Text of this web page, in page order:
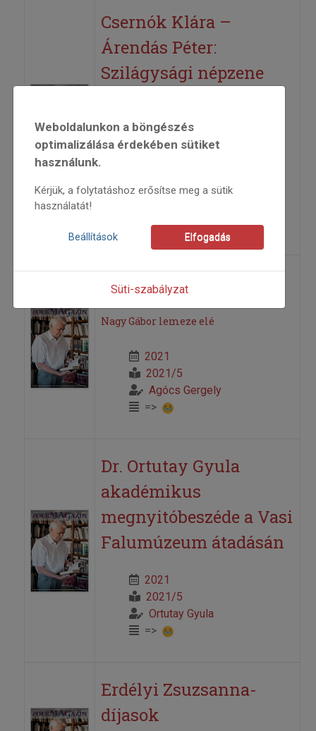
Csernók Klára –
Árendás Péter:
Szilágysági népzene
(Hagyományok Háza, 2021)
2021/5
=>
Csiszolt füleknek való
Nagy Gábor lemeze elé
2021
2021/5
Agócs Gergely
=>
Dr. Ortutay Gyula
akadémikus
megnyitóbeszéde a Vasi
Falumúzeum átadásán
2021
2021/5
Ortutay Gyula
=>
Erdélyi Zsuzsanna-
díjasok
Weboldalunkon a böngészés
optimalizálása érdekében sütiket
használunk.
Kérjük, a folytatáshoz erősítse meg a sütik
használatát!
Beállítások Elfogadás
Süti-szabályzat